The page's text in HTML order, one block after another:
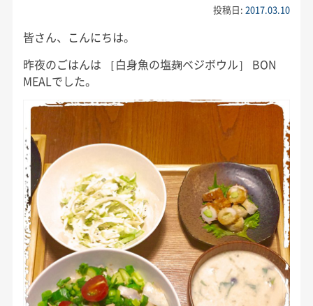
投稿日:2017.03.10
皆さん、こんにちは。
昨夜のごはんは ［白身魚の塩麹ベジボウル］ BON
MEALでした。